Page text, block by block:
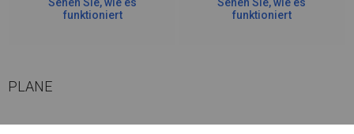
funktioniert
funktioniert
PLANE